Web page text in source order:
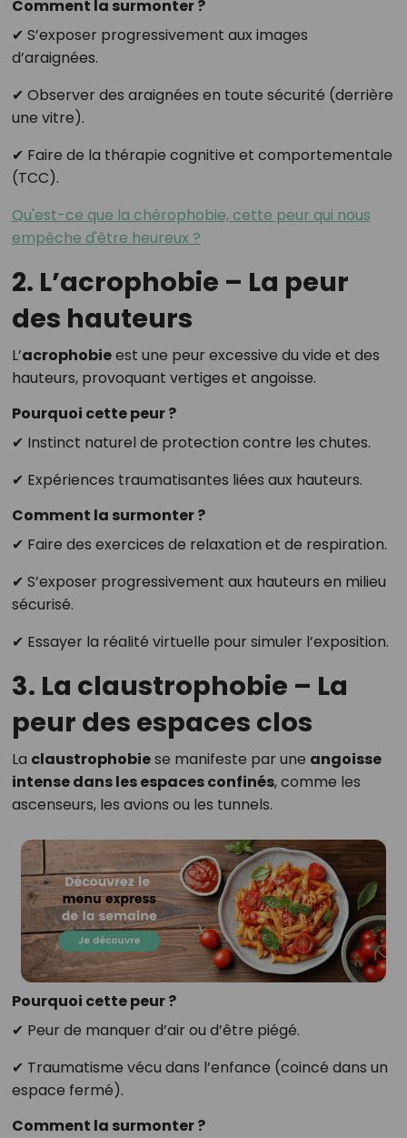
Comment la surmonter ?
✔ S’exposer progressivement aux images
d’araignées.
✔ Observer des araignées en toute sécurité (derrière
une vitre).
✔ Faire de la thérapie cognitive et comportementale
(TCC).
Qu'est-ce que la chérophobie, cette peur qui nous
empêche d'être heureux ?
2. L’acrophobie – La peur
des hauteurs
L’acrophobieest une peur excessive du vide et des
hauteurs, provoquant vertiges et angoisse.
Pourquoi cette peur ?
✔ Instinct naturel de protection contre les chutes.
✔ Expériences traumatisantes liées aux hauteurs.
Comment la surmonter ?
✔ Faire des exercices de relaxation et de respiration.
✔ S’exposer progressivement aux hauteurs en milieu
sécurisé.
✔ Essayer la réalité virtuelle pour simuler l’exposition.
3. La claustrophobie – La
peur des espaces clos
La claustrophobiese manifeste par une angoisse
intense dans les espaces confinés, comme les
ascenseurs, les avions ou les tunnels.
Pourquoi cette peur ?
✔ Peur de manquer d’air ou d’être piégé.
✔ Traumatisme vécu dans l’enfance (coincé dans un
espace fermé).
Comment la surmonter ?